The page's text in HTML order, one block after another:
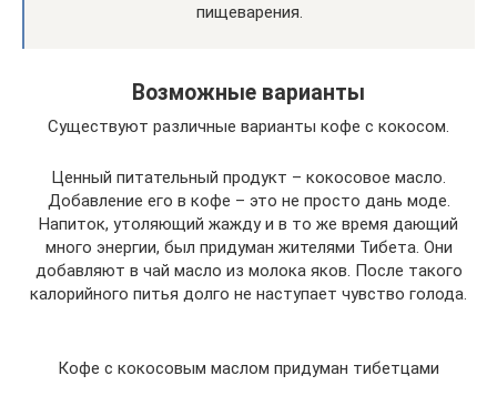
пищеварения.
Возможные варианты
Существуют различные варианты кофе с кокосом.
Ценный питательный продукт – кокосовое масло.
Добавление его в кофе – это не просто дань моде.
Напиток, утоляющий жажду и в то же время дающий
много энергии, был придуман жителями Тибета. Они
добавляют в чай масло из молока яков. После такого
калорийного питья долго не наступает чувство голода.
Кофе с кокосовым маслом придуман тибетцами